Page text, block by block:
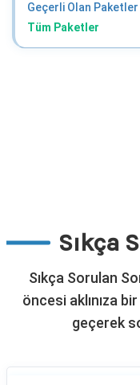
Geçerli Olan Paketler
Tüm Paketler
Sıkça
Sıkça Sorulan
öncesi aklınıza
geçerek